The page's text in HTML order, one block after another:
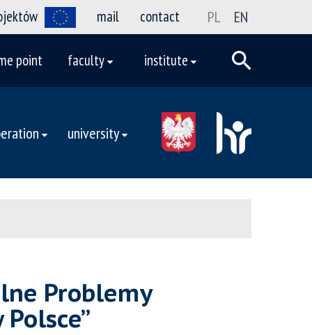
mail contact PL EN
point faculty institute
university
Problemy